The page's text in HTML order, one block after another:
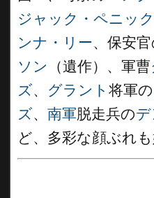
ジャック・ペニック
ンナ・リー、保安官
ソン
（遺作）、軍曹
ズ、 グラント 将軍の
ズ、 南軍脱走兵の
ど、多彩な顔ぶれも